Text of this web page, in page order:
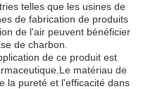
telles que les usines de
de fabrication de produits
de l'air peuvent bénéficier
de charbon.
de ce produit est
matériau de
la pureté et l'efficacité dans